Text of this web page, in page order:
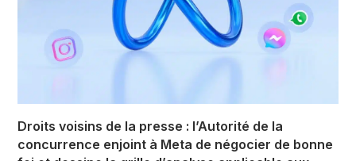
Droits voisins de la presse : l’Autorité de la
concurrence enjoint à Meta de négocier de bonne